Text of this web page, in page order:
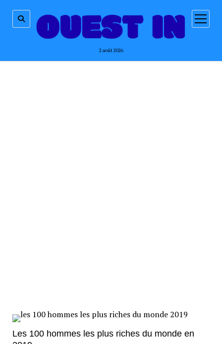
2 août 2026
ouvrir
menu
Les 100 hommes les plus riches du monde en